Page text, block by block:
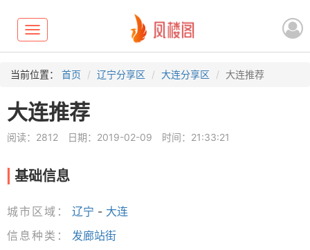
Toggle
navigation
当前位置： 首页 辽宁分享区 大连分享区 大连推荐
大连推荐
阅读：2812 日期：2019-02-09 时间：21:33:21
基础信息
城市区域： 辽宁 - 大连
信息种类：
发廊站街